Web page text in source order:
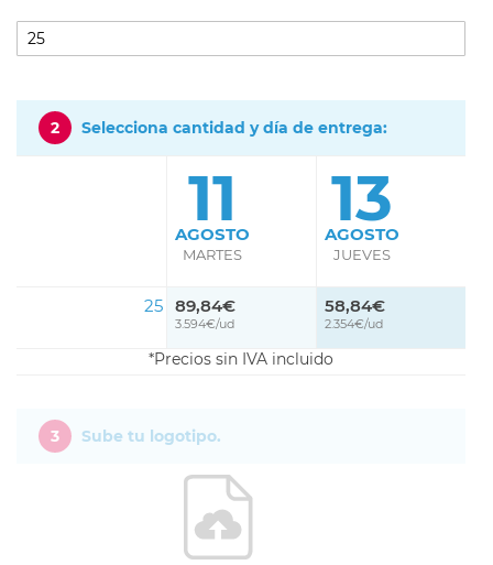
2 Selecciona cantidad y día de entrega:
11
AGOSTO
MARTES
13
AGOSTO
JUEVES
25 89,84€
3.594€/ud
58,84€
2.354€/ud
Precios sin IVA incluido
3 Sube tu logotipo.